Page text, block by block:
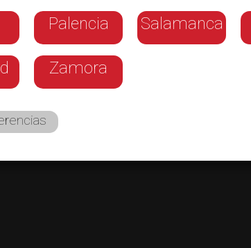
Palencia Salamanca
Zamora